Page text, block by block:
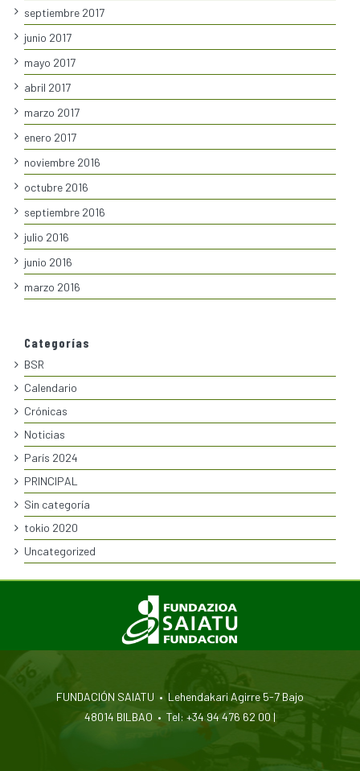
septiembre 2017
junio 2017
mayo 2017
abril 2017
marzo 2017
enero 2017
noviembre 2016
octubre 2016
septiembre 2016
julio 2016
junio 2016
marzo 2016
Categorías
BSR
Calendario
Crónicas
Noticias
París 2024
PRINCIPAL
Sin categoría
tokio 2020
Uncategorized
FUNDACIÓN SAIATU • Lehendakari Agirre 5-7 Bajo
48014 BILBAO • Tel: +34 94 476 62 00 |